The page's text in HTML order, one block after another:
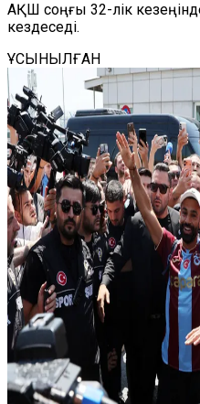
АҚШ соңғы 32-лік
кездеседі.
ҰСЫНЫЛҒАН